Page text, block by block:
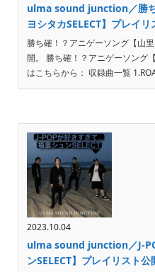
ulma sound junction／勝
ヨシタカSELECT】プレイリ
勝ち確！？アニゲーソング【山
開。 勝ち確！？アニゲーソング
はこちらから： 収録曲一覧
2023.10.04
ulma sound junction／J-
ンSELECT】プレイリスト公